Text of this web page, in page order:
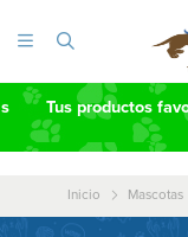
Tus productos
Inicio Mascotas